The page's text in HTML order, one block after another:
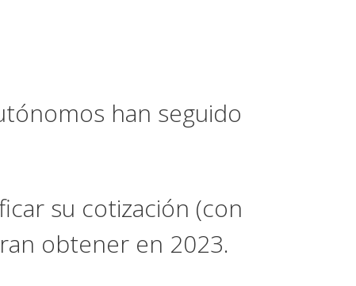
han seguido
su cotización (con
obtener en 2023.